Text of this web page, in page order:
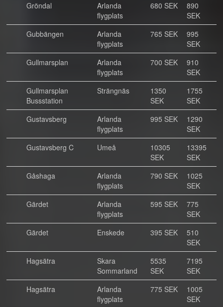
Gröndal
Arlanda
flygplats
680 SEK
890
SEK
Gubbängen
Arlanda
flygplats
765 SEK
995
SEK
Gullmarsplan
Arlanda
flygplats
700 SEK
910
SEK
Gullmarsplan
Bussstation
Strängnäs
1350
SEK
1755
SEK
Gustavsberg
Arlanda
flygplats
995 SEK
1290
SEK
Gustavsberg C
Umeå
10305
SEK
13395
SEK
Gåshaga
Arlanda
flygplats
790 SEK
1025
SEK
Gärdet
Arlanda
flygplats
595 SEK
775
SEK
Gärdet
Enskede 395 SEK
510
SEK
Hagsätra
Skara
Sommarland
5535
SEK
7195
SEK
Hagsätra
Arlanda
flygplats
775 SEK
1005
SEK